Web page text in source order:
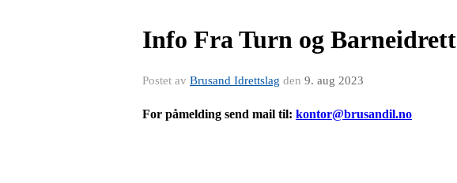
Info Fra Turn og Barneidrett
Postet av Brusand Idrettslag den 9. aug 2023
For påmelding send mail til: kontor@brusandil.no